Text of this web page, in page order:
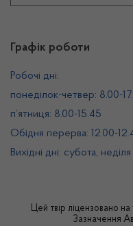
Графік роботи
Робочі дні:
понеділок-четвер: 8.00-
п’ятниця: 8.00-15.45
Обідня перерва: 12.00-
Вихідні дні: субота, неділя
Цей твір ліцензовано
Зазначення